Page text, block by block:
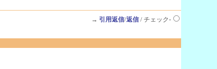
→ 引用返信/返信/ チェック-